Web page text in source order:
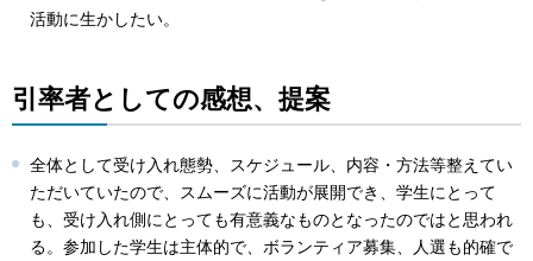
活動に生かしたい。
引率者としての感想、提案
全体として受け入れ態勢、スケジュール、内容・方法等整えてい
ただいていたので、スムーズに活動が展開でき、学生にとって
も、受け入れ側にとっても有意義なものとなったのではと思われ
る。参加した学生は主体的で、ボランティア募集、人選も的確で